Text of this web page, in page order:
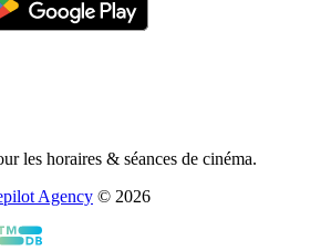
les horaires & séances de cinéma.
Agency © 2026